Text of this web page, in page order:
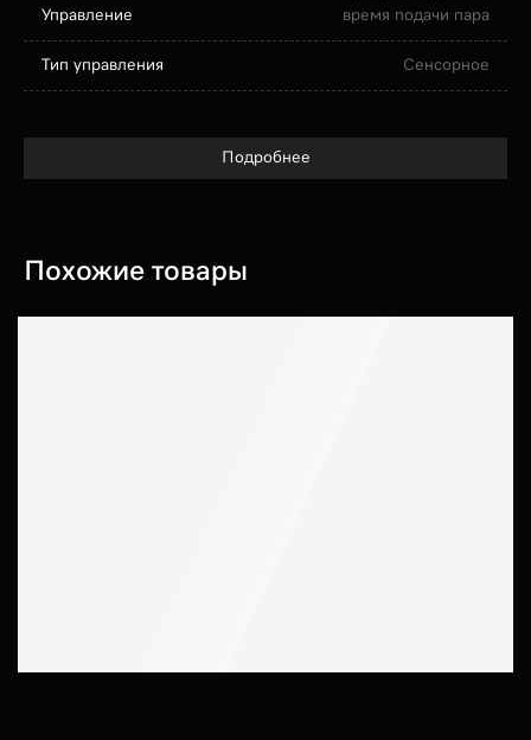
Управление
время подачи пара
Тип управления Сенсорное
Подробнее
Похожие товары